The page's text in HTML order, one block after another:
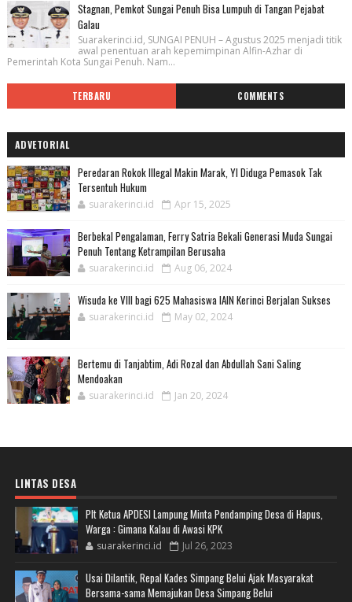
Stagnan, Pemkot Sungai Penuh Bisa Lumpuh di Tangan Pejabat
Galau
Suarakerinci.id, SUNGAI PENUH – Agustus 2025 menjadi titik
awal penentuan arah kepemimpinan Alfin-Azhar di
Pemerintah Kota Sungai Penuh. Nam...
TERBARU COMMENTS
ADVETORIAL
Peredaran Rokok Illegal Makin Marak, YI Diduga Pemasok Tak
Tersentuh Hukum
suarakerinci.id Apr 15, 2025
Berbekal Pengalaman, Ferry Satria Bekali Generasi Muda Sungai
Penuh Tentang Ketrampilan Berusaha
suarakerinci.id Aug 06, 2024
Wisuda ke VIII bagi 625 Mahasiswa IAIN Kerinci Berjalan Sukses
suarakerinci.id May 02, 2024
Bertemu di Tanjabtim, Adi Rozal dan Abdullah Sani Saling
Mendoakan
suarakerinci.id Jan 20, 2024
LINTAS DESA
Plt Ketua APDESI Lampung Minta Pendamping Desa di Hapus,
Warga : Gimana Kalau di Awasi KPK
suarakerinci.id Jul 26, 2023
Usai Dilantik, Repal Kades Simpang Belui Ajak Masyarakat
Bersama-sama Memajukan Desa Simpang Belui